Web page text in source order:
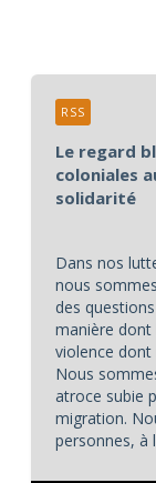
Le regard
coloniales
solidarité
Dans nos
nous
des
manière dont
violence
Nous
atroce subie
migration.
personnes, à
RSS